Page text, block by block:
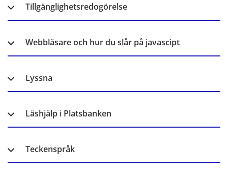
Tillgänglighetsredogörelse
Webbläsare och hur du slår på javascipt
Lyssna
Läshjälp i Platsbanken
Teckenspråk